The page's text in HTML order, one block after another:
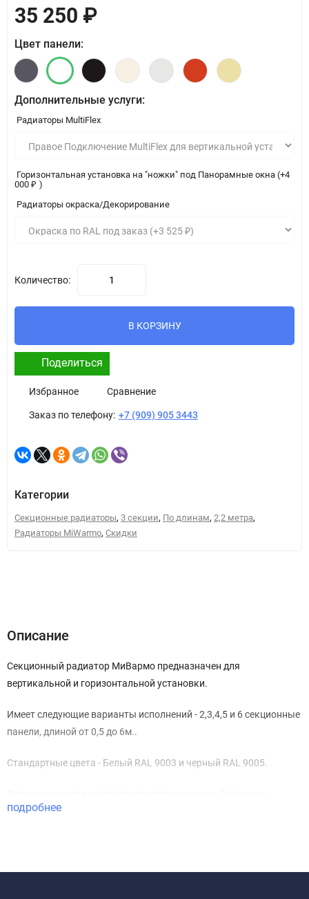
35 250 ₽
Цвет панели:
Дополнительные услуги:
Радиаторы MultiFlex
Горизонтальная установка на "ножки" под Панорамные окна (+4
000 ₽ )
Радиаторы окраска/Декорирование
Количество:
В КОРЗИНУ
Поделиться
Избранное Сравнение
Заказ по телефону: +7 (909) 905 3443
Категории
Секционные радиаторы, 3 секции, По длинам, 2,2 метра,
Радиаторы MiWarmo, Скидки
Описание
Секционный радиатор МиВармо предназначен для
вертикальной и горизонтальной установки.
Имеет следующие варианты исполнений - 2,3,4,5 и 6 секционные
панели, длиной от 0,5 до 6м..
Стандартные цвета - Белый RAL 9003 и черный RAL 9005.
окраска в цвета по RAL, а также окраска "под дерево".
подробнее